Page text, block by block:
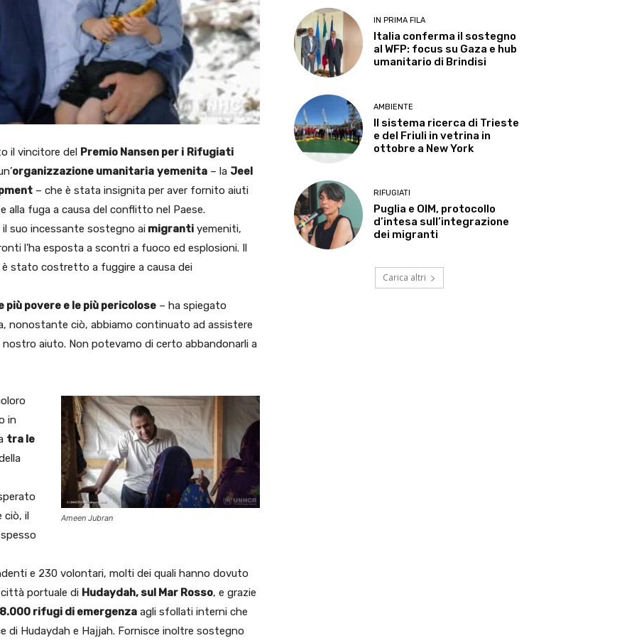
il vincitore del Premio Nansen per i Rifugiati
organizzazione umanitaria yemenita – la Jeel
– che è stata insignita per aver fornito aiuti
alla fuga a causa del conflitto nel Paese.
il suo incessante sostegno ai migranti yemeniti,
l’ha esposta a scontri a fuoco ed esplosioni. Il
è stato costretto a fuggire a causa dei
più povere e le più pericolose – ha spiegato
nonostante ciò, abbiamo continuato ad assistere
aiuto. Non potevamo di certo abbandonarli a
Ameen Jubran
in
tra le
il
e 230 volontari, molti dei quali hanno dovuto
città portuale di Hudaydah, sul Mar Rosso, e grazie
rifugi di emergenza agli sfollati interni che
di Hudaydah e Hajjah. Fornisce inoltre sostegno
IN PRIMA FILA
Italia conferma il sostegno
al WFP: focus su Gaza e hub
umanitario di Brindisi
AMBIENTE
Il sistema ricerca di Trieste
e del Friuli in vetrina in
ottobre a New York
RIFUGIATI
Puglia e OIM, protocollo
d’intesa sull’integrazione
dei migranti
Carica altri